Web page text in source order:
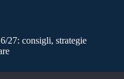
27: consigli, strategie